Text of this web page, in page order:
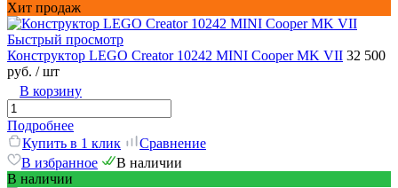
Хит продаж
Быстрый просмотр
Конструктор LEGO Creator 10242 MINI Cooper MK VII 32 500
руб. / шт
В корзину
Подробнее
Купить в 1 клик
Сравнение
В избранное
В наличии
В наличии